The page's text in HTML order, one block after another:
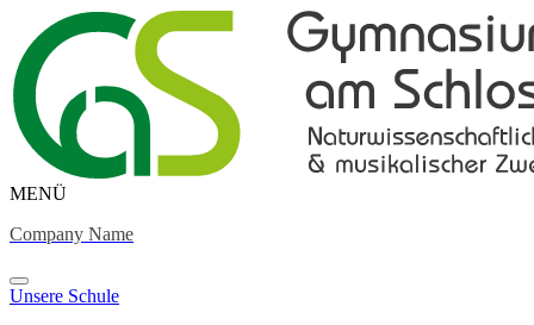
MENÜ
Company Name
Unsere Schule